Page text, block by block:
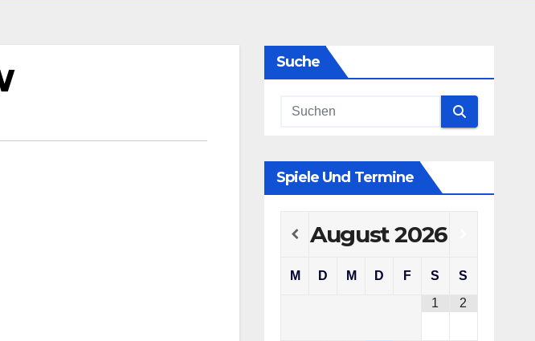
Suche
Spiele Und Termine
August2026
M D M D F S
S
1
2